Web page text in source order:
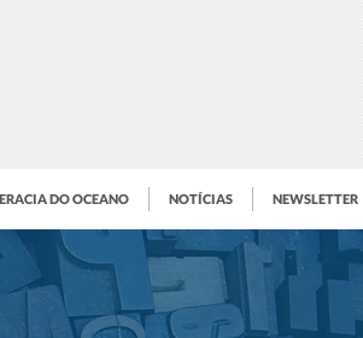
DO OCEANO NOTÍCIAS NEWSLETTER